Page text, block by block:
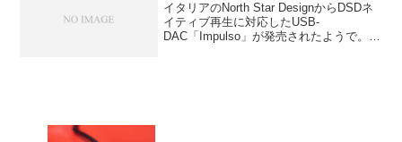
イタリアのNorth Star DesignからDSDネ
イティブ再生に対応したUSB-
DAC「Impulso」が発売されたようで。